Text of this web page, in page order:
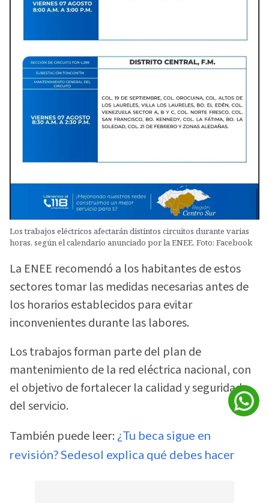
Los trabajos eléctricos afectarán distintos circuitos durante varias
horas, según el calendario anunciado por la ENEE. Foto: Facebook
La ENEE recomendó a los habitantes de estos
sectores tomar las medidas necesarias antes de
los horarios establecidos para evitar
inconvenientes durante las labores.
Los trabajos forman parte del plan de
mantenimiento de la red eléctrica nacional, con
el objetivo de fortalecer la calidad y seguridad
del servicio.
También puede leer: ¿Tu beca sigue en
revisión? Sedesol explica qué debes hacer